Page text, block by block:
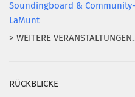
Soundingboard &
LaMunt
> WEITERE
RÜCKBLICKE